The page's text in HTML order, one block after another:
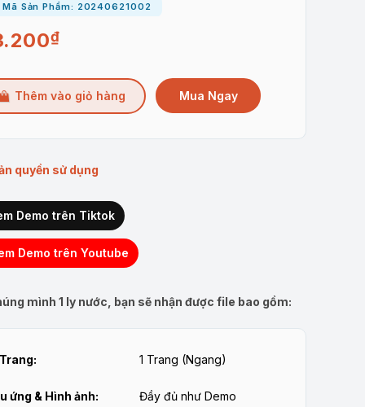
Mã Sản Phẩm: 20240621002
₫
Thêm vào giỏ hàng Mua Ngay
quyền sử dụng
Demo trên Tiktok
Demo trên Youtube
mình 1 ly nước, bạn sẽ nhận được file bao gồm:
1 Trang (Ngang)
ứng & Hình ảnh: Đầy đủ như Demo